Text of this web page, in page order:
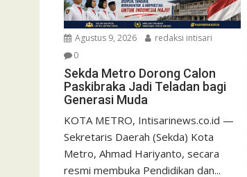
Agustus 9, 2026
redaksi intisari
0
Sekda Metro Dorong Calon
Paskibraka Jadi Teladan bagi
Generasi Muda
KOTA METRO, Intisarinews.co.id —
Sekretaris Daerah (Sekda) Kota
Metro, Ahmad Hariyanto, secara
resmi membuka Pendidikan dan...